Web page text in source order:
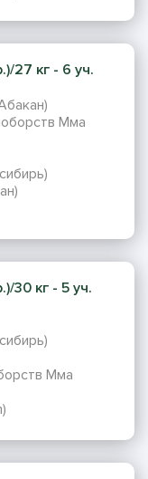
27 кг - 6 уч.
Мма
30 кг - 5 уч.
Мма